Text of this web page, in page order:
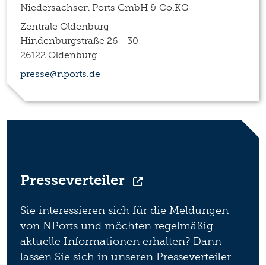
Niedersachsen Ports GmbH & Co.KG
Zentrale Oldenburg
Hindenburgstraße 26 - 30
26122 Oldenburg
presse@nports.de
Presseverteiler
Sie interessieren sich für die Meldungen
von NPorts und möchten regelmäßig
aktuelle Informationen erhalten? Dann
lassen Sie sich in unseren Presseverteiler